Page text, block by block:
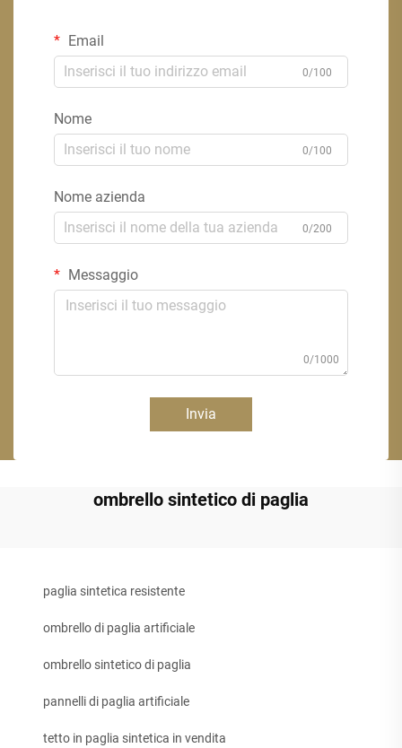
Email
0/100
Nome
0/100
Nome azienda
0/200
Messaggio
0/1000
Invia
ombrello sintetico di paglia
paglia sintetica resistente
ombrello di paglia artificiale
ombrello sintetico di paglia
pannelli di paglia artificiale
tetto in paglia sintetica in vendita